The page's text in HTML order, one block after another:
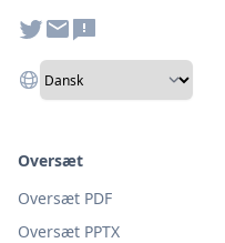
Oversæt
Oversæt PDF
Oversæt PPTX